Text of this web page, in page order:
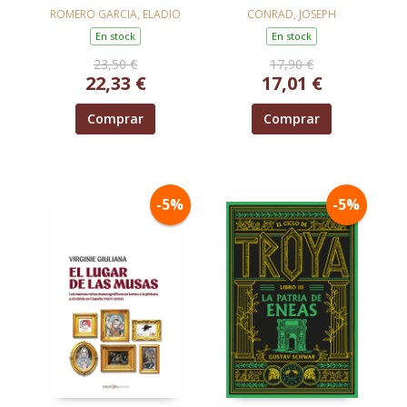
ROMERO GARCIA, ELADIO
En stock
23,50 €
22,33 €
Comprar
CONRAD, JOSEPH
En stock
17,90 €
17,01 €
Comprar
-5% -5%